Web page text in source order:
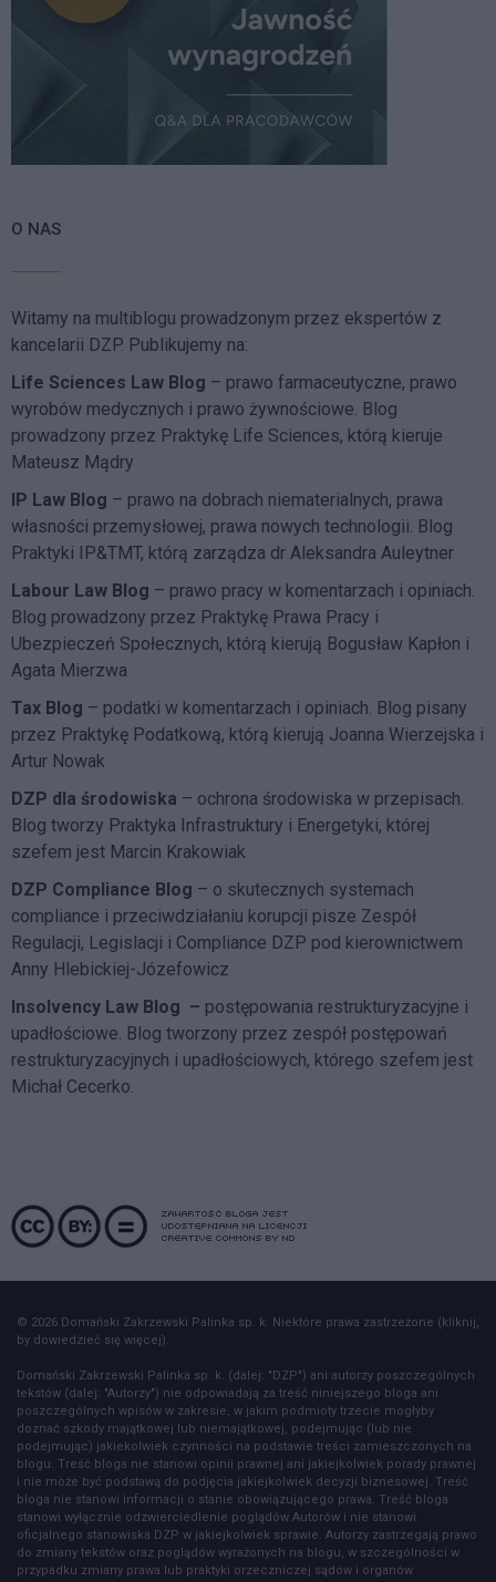
O NAS
Witamy na multiblogu prowadzonym przez ekspertów z
kancelarii DZP. Publikujemy na:
Life Sciences Law Blog – prawo farmaceutyczne, prawo
wyrobów medycznych i prawo żywnościowe. Blog
prowadzony przez Praktykę Life Sciences, którą kieruje
Mateusz Mądry
IP Law Blog – prawo na dobrach niematerialnych, prawa
własności przemysłowej, prawa nowych technologii. Blog
Praktyki IP&TMT, którą zarządza dr Aleksandra Auleytner
Labour Law Blog – prawo pracy w komentarzach i opiniach.
Blog prowadzony przez Praktykę Prawa Pracy i
Ubezpieczeń Społecznych, którą kierują Bogusław Kapłon i
Agata Mierzwa
Tax Blog – podatki w komentarzach i opiniach. Blog pisany
przez Praktykę Podatkową, którą kierują Joanna Wierzejska i
Artur Nowak
DZP dla środowiska – ochrona środowiska w przepisach.
Blog tworzy Praktyka Infrastruktury i Energetyki, której
szefem jest Marcin Krakowiak
DZP Compliance Blog – o skutecznych systemach
compliance i przeciwdziałaniu korupcji pisze Zespół
Regulacji, Legislacji i Compliance DZP pod kierownictwem
Anny Hlebickiej-Józefowicz
Insolvency Law Blog – postępowania restrukturyzacyjne i
upadłościowe. Blog tworzony przez zespół postępowań
restrukturyzacyjnych i upadłościowych, którego szefem jest
Michał Cecerko.
© 2026 Domański Zakrzewski Palinka sp. k. Niektóre prawa zastrzeżone (kliknij,
by dowiedzieć się więcej).
Domański Zakrzewski Palinka sp. k. (dalej: "DZP") ani autorzy poszczególnych
tekstów (dalej: "Autorzy") nie odpowiadają za treść niniejszego bloga ani
poszczególnych wpisów w zakresie, w jakim podmioty trzecie mogłyby
doznać szkody majątkowej lub niemajątkowej, podejmując (lub nie
podejmując) jakiekolwiek czynności na podstawie treści zamieszczonych na
blogu. Treść bloga nie stanowi opinii prawnej ani jakiejkolwiek porady prawnej
i nie może być podstawą do podjęcia jakiejkolwiek decyzji biznesowej. Treść
bloga nie stanowi informacji o stanie obowiązującego prawa. Treść bloga
stanowi wyłącznie odzwierciedlenie poglądów Autorów i nie stanowi
oficjalnego stanowiska DZP w jakiejkolwiek sprawie. Autorzy zastrzegają prawo
do zmiany tekstów oraz poglądów wyrażonych na blogu, w szczególności w
przypadku zmiany prawa lub praktyki orzeczniczej sądów i organów